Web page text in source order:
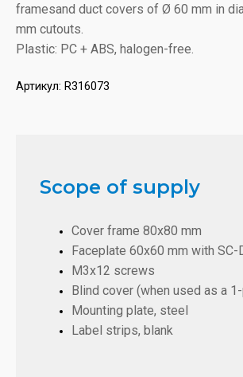
framesand duct covers of Ø 60 mm in
mm cutouts.
Plastic: PC + ABS, halogen-free.
Артикул: R316073
Scope of supply
Cover frame 80x80 mm
Faceplate 60x60 mm with SC-
M3x12 screws
Blind cover (when used as a
Mounting plate, steel
Label strips, blank